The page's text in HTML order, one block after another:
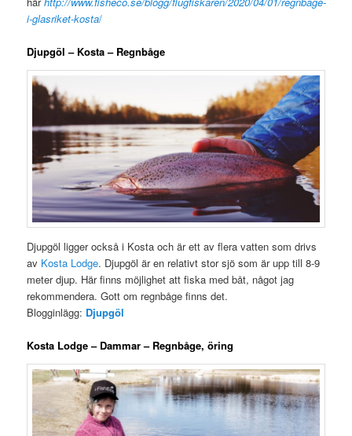
i-glasriket-kosta/
Djupgöl – Kosta – Regnbåge
Djupgöl ligger också i Kosta och är ett av flera vatten som drivs
av Kosta Lodge. Djupgöl är en relativt stor sjö som är upp till 8-9
meter djup. Här finns möjlighet att fiska med båt, något jag
rekommendera. Gott om regnbåge finns det.
Blogginlägg: Djupgöl
Kosta Lodge – Dammar – Regnbåge, öring